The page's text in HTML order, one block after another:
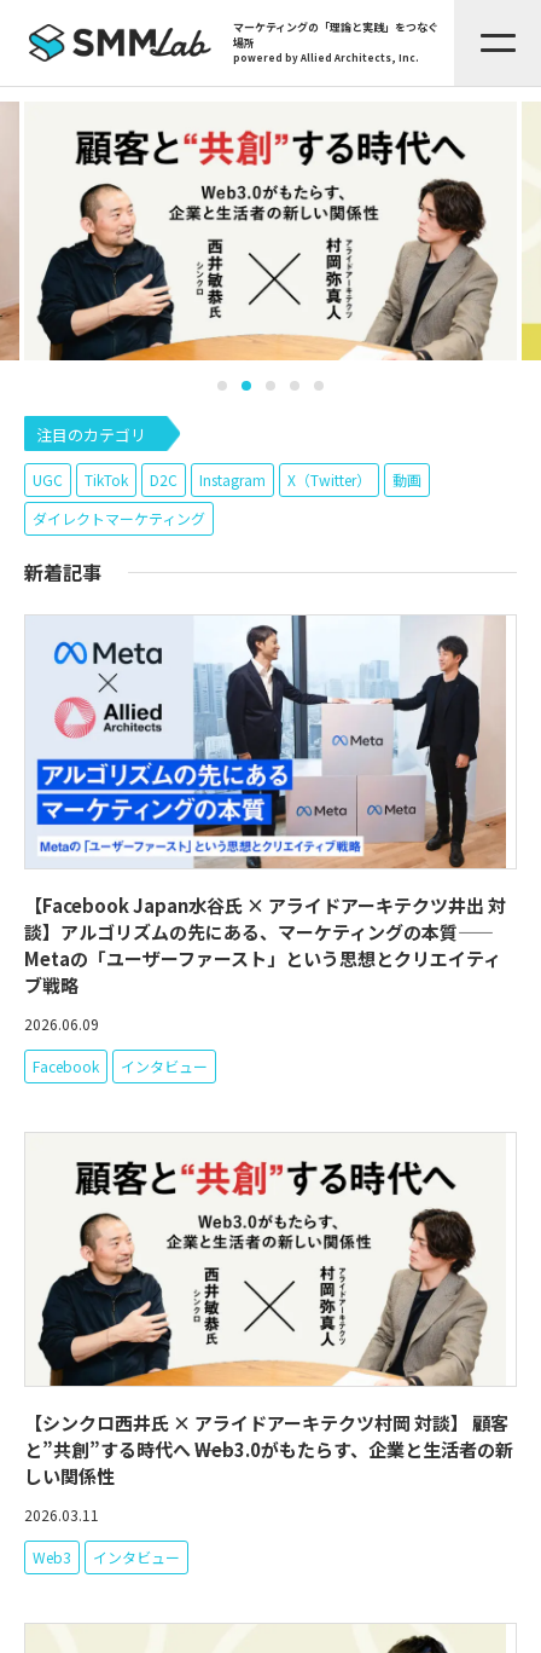
マーケティングの「理論と実践」をつなぐ
場所
powered by Allied Architects, Inc.
注目のカテゴリ
UGC TikTok D2C Instagram X（Twitter）
動画
ダイレクトマーケティング
新着記事
【Facebook Japan水谷氏 × アライドアーキテクツ井出 対
談】アルゴリズムの先にある、マーケティングの本質——
Metaの「ユーザーファースト」という思想とクリエイティ
ブ戦略
2026.06.09
Facebook インタビュー
【シンクロ西井氏 × アライドアーキテクツ村岡 対談】 顧客
と”共創”する時代へ ――Web3.0がもたらす、企業と生活者の新
しい関係性
2026.03.11
Web3 インタビュー